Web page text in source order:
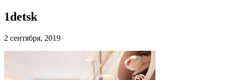
1detsk
2 сентября, 2019